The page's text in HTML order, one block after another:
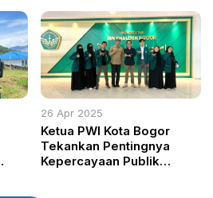
26 Apr 2025
Ketua PWI Kota Bogor
Tekankan Pentingnya
Kepercayaan Publik